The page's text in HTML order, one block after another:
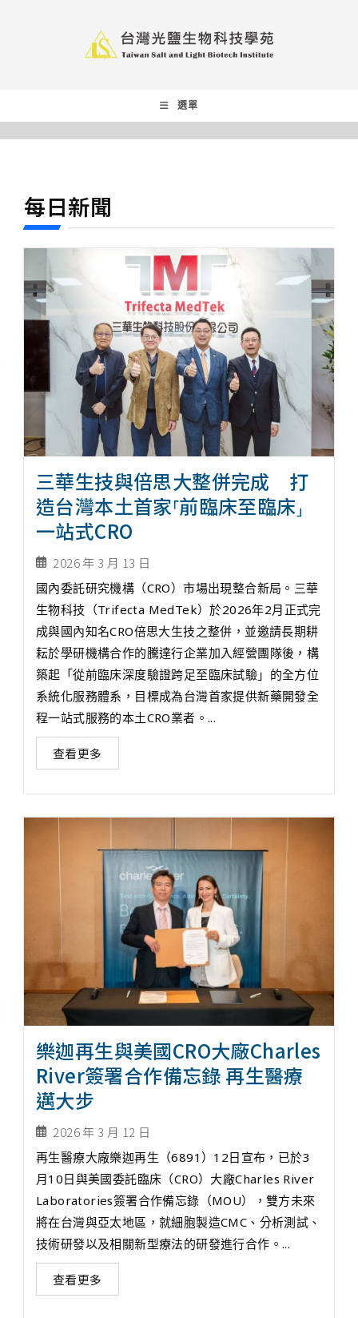
選單
每日新聞
三華生技與倍思大整併完成 打
造台灣本土首家⸢前臨床至臨床⸥
一站式CRO
2026 年 3 月 13 日
國內委託研究機構（CRO）市場出現整合新局。三華
生物科技（Trifecta MedTek）於2026年2月正式完
成與國內知名CRO倍思大生技之整併，並邀請長期耕
耘於學研機構合作的騰達行企業加入經營團隊後，構
築起「從前臨床深度驗證跨足至臨床試驗」的全方位
系統化服務體系，目標成為台灣首家提供新藥開發全
程一站式服務的本土CRO業者。...
查看更多
樂迦再生與美國CRO大廠Charles
River簽署合作備忘錄 再生醫療
邁大步
2026 年 3 月 12 日
再生醫療大廠樂迦再生（6891）12日宣布，已於3
月10日與美國委託臨床（CRO）大廠Charles River
Laboratories簽署合作備忘錄（MOU），雙方未來
將在台灣與亞太地區，就細胞製造CMC、分析測試、
技術研發以及相關新型療法的研發進行合作。...
查看更多